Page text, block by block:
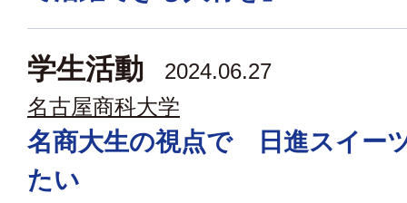
学生活動
2024.06.27
名古屋商科大学
名商大生の視点で 日進スイー
たい